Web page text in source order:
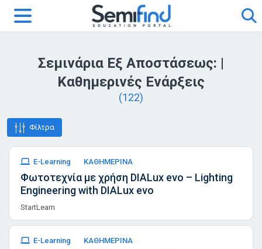
Σεμινάρια Εξ Αποστάσεως: |
Καθημερινές Ενάρξεις
(122)
Φίλτρα
E-Learning ΚΑΘΗΜΕΡΙΝΑ
Φωτοτεχνία με χρήση DIALux evo – Lighting
Engineering with DIALux evo
StartLearn
E-Learning ΚΑΘΗΜΕΡΙΝΑ